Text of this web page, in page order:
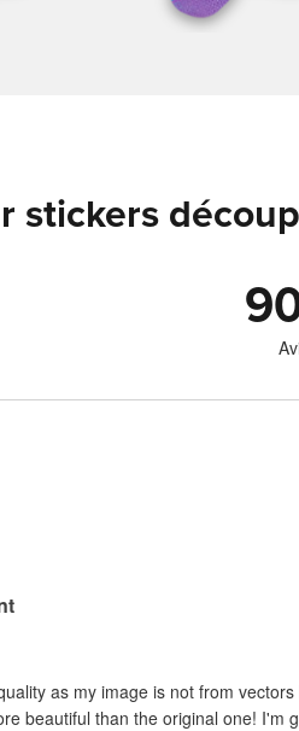
stickers
as my image is not from
beautiful than the original one! I'm